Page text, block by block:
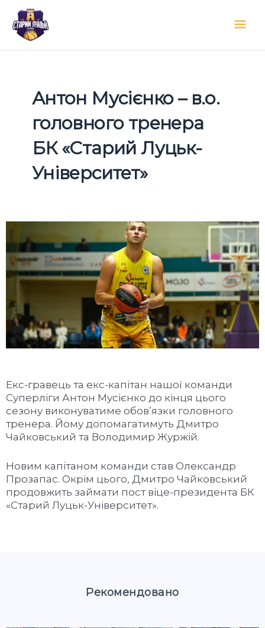
вмісту
Антон Мусієнко – в.о.
головного тренера
БК «Старий Луцьк-
Університет»
Екс-гравець та екс-капітан нашої команди
Суперліги Антон Мусієнко до кінця цього
сезону виконуватиме обов’язки головного
тренера. Йому допомагатимуть Дмитро
Чайковський та Володимир Журжій.
Новим капітаном команди став Олександр
Прозапас. Окрім цього, Дмитро Чайковський
продовжить займати пост віце-президента БК
«Старий Луцьк-Університет».
Рекомендовано